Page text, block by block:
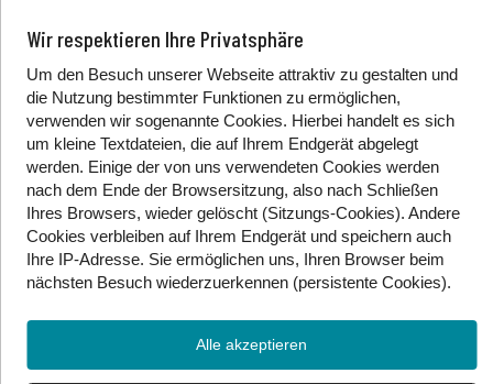
praktischen Teil wurde das richtige Verhalten in
Die Teilnehmerinnen berichteten nach dem Kurs, dass
sie erstmals gemerkt haben „was in ihnen steckt“ und
sie durch diesen Abend mehr Selbstvertrauen
bekommen haben. Weiters wurde der Workshop von
allen Teilnehmerinnen als sehr persönlich, informativ
und wertvoll bezeichnet.
Ein Fortsetzungskurs wurde auf vielfachen Wunsch
von PSV St. Pölten und Gehörlosenverband NÖ
Sektion St. Pölten durchgeführt.
Wir respektieren Ihre Privatsphäre
Um den Besuch unserer Webseite attraktiv zu gestalten und
die Nutzung bestimmter Funktionen zu ermöglichen,
verwenden wir sogenannte Cookies. Hierbei handelt es sich
um kleine Textdateien, die auf Ihrem Endgerät abgelegt
werden. Einige der von uns verwendeten Cookies werden
nach dem Ende der Browsersitzung, also nach Schließen
Ihres Browsers, wieder gelöscht (Sitzungs-Cookies). Andere
Cookies verbleiben auf Ihrem Endgerät und speichern auch
Ihre IP-Adresse. Sie ermöglichen uns, Ihren Browser beim
nächsten Besuch wiederzuerkennen (persistente Cookies).
Alle akzeptieren